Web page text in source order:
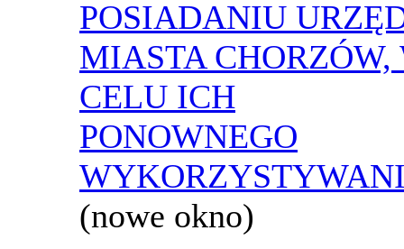
POSIADANIU
MIASTA CHORZÓW,
CELU ICH
PONOWNEGO
(nowe okno)